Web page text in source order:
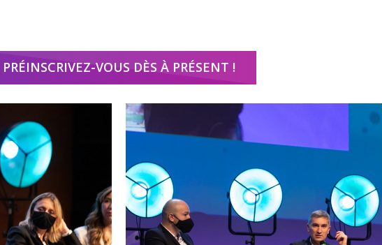
PRÉINSCRIVEZ-VOUS DÈS À PRÉSENT !